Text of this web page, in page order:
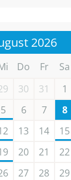
2026
Do Fr Sa
30 31 1
5 6 7 8
13 14 15
20 21 22
27 28 29